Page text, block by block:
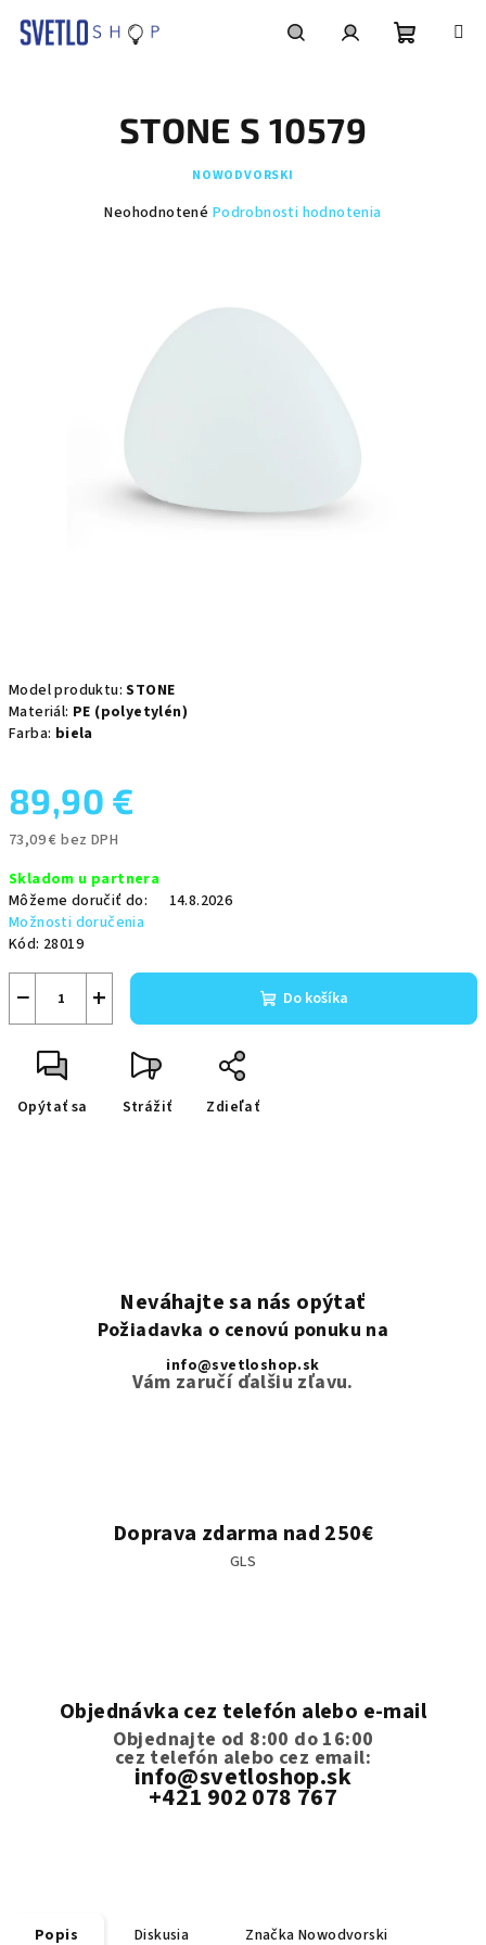
Model produktu:STONE
Materiál: PE (polyetylén)
Farba: biela
89,90 €
73,09 € bez DPH
cena:
Skladom u partnera
Môžeme doručiť do:
14.8.2026
Možnosti doručenia
Kód: 28019
+
− Do košíka
Opýtať sa Strážiť Zdieľať
STONE S 10579
NOWODVORSKI
Priemerné
hviezdičiek.
Neohodnotené Podrobnosti hodnotenia
Neváhajte sa nás opýtať
Požiadavka o cenovú ponuku na
info@svetloshop.sk
Vám zaručí ďalšiu zľavu.
Doprava zdarma nad 250€
GLS
Objednávka cez telefón alebo e-mail
Objednajte od 8:00 do 16:00
cez telefón alebo cez email:
info@svetloshop.sk
+421 902 078 767
Popis Diskusia Značka Nowodvorski